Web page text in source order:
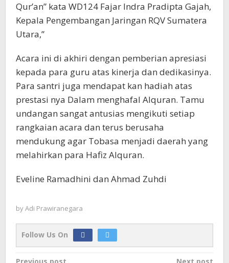
Qur’an” kata WD124 Fajar Indra Pradipta Gajah,
Kepala Pengembangan Jaringan RQV Sumatera
Utara,”
Acara ini di akhiri dengan pemberian apresiasi
kepada para guru atas kinerja dan dedikasinya.
Para santri juga mendapat kan hadiah atas
prestasi nya Dalam menghafal Alquran. Tamu
undangan sangat antusias mengikuti setiap
rangkaian acara dan terus berusaha
mendukung agar Tobasa menjadi daerah yang
melahirkan para Hafiz Alquran.
Eveline Ramadhini dan Ahmad Zuhdi
byAdi Prawiranegara
Follow Us On